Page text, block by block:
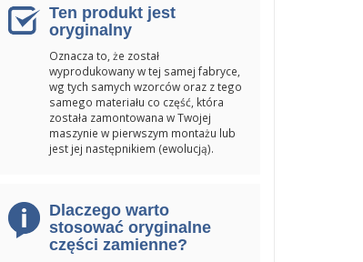
Ten produkt jest
oryginalny
Oznacza to, że został
wyprodukowany w tej samej fabryce,
wg tych samych wzorców oraz z tego
samego materiału co część, która
została zamontowana w Twojej
maszynie w pierwszym montażu lub
jest jej następnikiem (ewolucją).
Dlaczego warto
stosować oryginalne
części zamienne?